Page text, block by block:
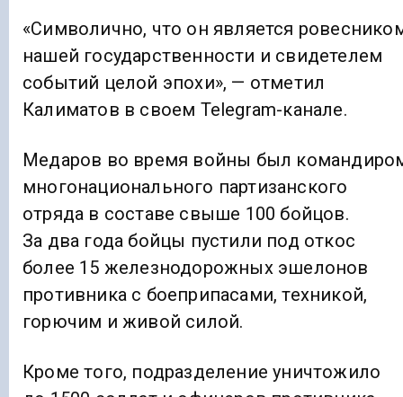
«Символично, что он является
нашей государственности и свидетелем
событий целой эпохи», — отметил
Калиматов в своем Telegram-канале.
Медаров во время войны был
многонационального партизанского
отряда в составе свыше 100 бойцов.
За два года бойцы пустили под откос
более 15 железнодорожных эшелонов
противника с боеприпасами, техникой,
горючим и живой силой.
Кроме того, подразделение уничтожило